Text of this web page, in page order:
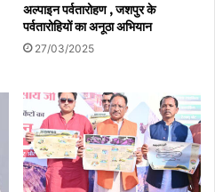
अल्पाइन पर्वतारोहण , जशपुर के
पर्वतारोहियों का अनूठा अभियान
27/03/2025